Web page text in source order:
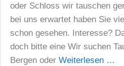
oder Schloss wir tauschen
bei uns erwartet haben Sie
schon gesehen. Interesse?
doch bitte eine Wir suchen
Bergen oder Weiterlesen …